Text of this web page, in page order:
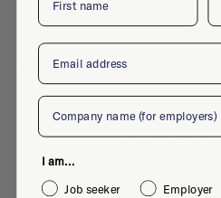
Active jobs
No active
Is this your company
Email
Company
I am...
Job seeker
Employer